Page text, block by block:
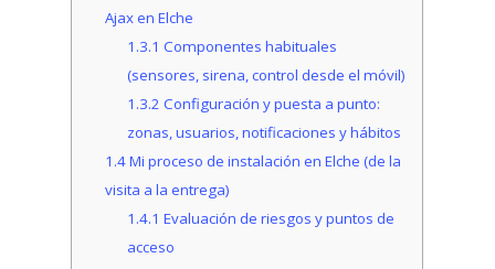
Ajax en Elche
1.3.1 Componentes habituales
(sensores, sirena, control desde el móvil)
1.3.2 Configuración y puesta a punto:
zonas, usuarios, notificaciones y hábitos
1.4Mi proceso de instalación en Elche (de la
visita a la entrega)
1.4.1 Evaluación de riesgos y puntos de
acceso